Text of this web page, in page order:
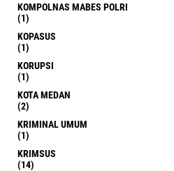
KOMPOLNAS MABES POLRI
(1)
KOPASUS
(1)
KORUPSI
(1)
KOTA MEDAN
(2)
KRIMINAL UMUM
(1)
KRIMSUS
(14)